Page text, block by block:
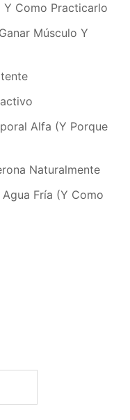
Y Como Practicarlo
Músculo Y
Alfa (Y Porque
Naturalmente
Fría (Y Como